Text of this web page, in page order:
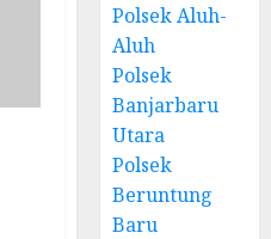
Polsek Aluh-
Aluh
Polsek
Banjarbaru
Utara
Polsek
Beruntung
Baru